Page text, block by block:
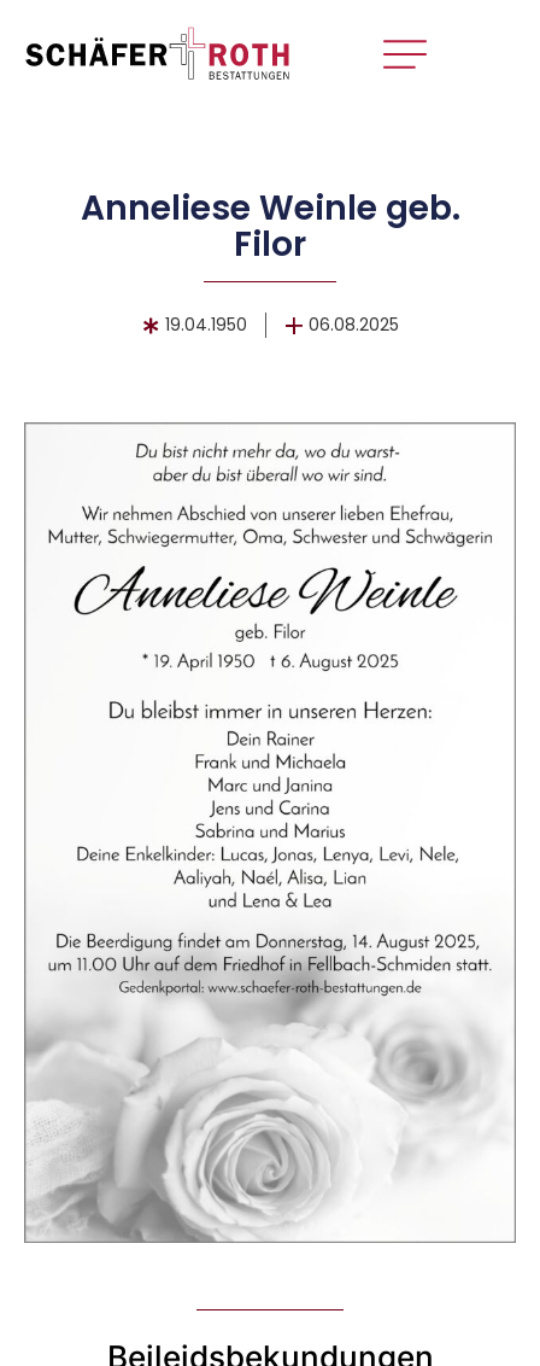
Anneliese Weinle geb.
Filor
19.04.1950 06.08.2025
Beileidsbekundungen